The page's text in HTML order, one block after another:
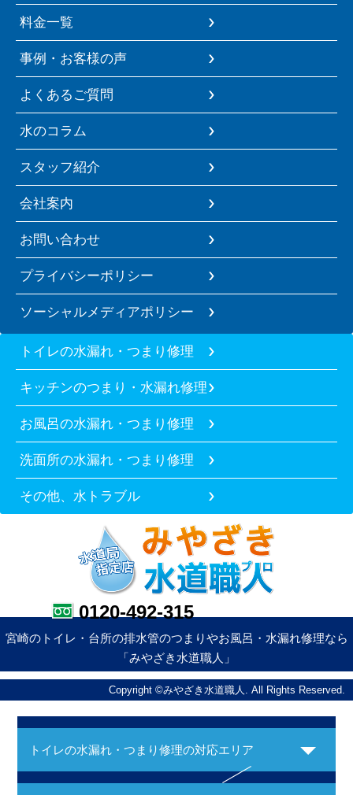
料金一覧
事例・お客様の声
よくあるご質問
水のコラム
スタッフ紹介
会社案内
お問い合わせ
プライバシーポリシー
ソーシャルメディアポリシー
トイレの水漏れ・つまり修理
キッチンのつまり・水漏れ修理
お風呂の水漏れ・つまり修理
洗面所の水漏れ・つまり修理
その他、水トラブル
0120-492-315
宮崎のトイレ・台所の排水管のつまりやお風呂・水漏れ修理なら
「みやざき水道職人」
Copyright ©みやざき水道職人. All Rights Reserved.
トイレの水漏れ・つまり修理の対応エリア